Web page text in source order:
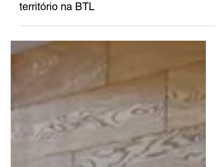
27 de fev.
turismo
Alcobaça aposta na promoção do
território na BTL